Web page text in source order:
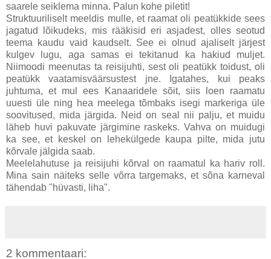
saarele seiklema minna. Palun kohe piletit!
Struktuuriliselt meeldis mulle, et raamat oli peatükkide sees
jagatud lõikudeks, mis rääkisid eri asjadest, olles seotud
teema kaudu vaid kaudselt. See ei olnud ajaliselt järjest
kulgev lugu, aga samas ei tekitanud ka hakiud muljet.
Niimoodi meenutas ta reisijuhti, sest oli peatükk toidust, oli
peatükk vaatamisväärsustest jne. Igatahes, kui peaks
juhtuma, et mul ees Kanaaridele sõit, siis loen raamatu
uuesti üle ning hea meelega tõmbaks isegi markeriga üle
soovitused, mida järgida. Neid on seal nii palju, et muidu
läheb huvi pakuvate järgimine raskeks. Vahva on muidugi
ka see, et keskel on lehekülgede kaupa pilte, mida jutu
kõrvale jälgida saab.
Meelelahutuse ja reisijuhi kõrval on raamatul ka hariv roll.
Mina sain näiteks selle võrra targemaks, et sõna karneval
tähendab "hüvasti, liha".
2 kommentaari: